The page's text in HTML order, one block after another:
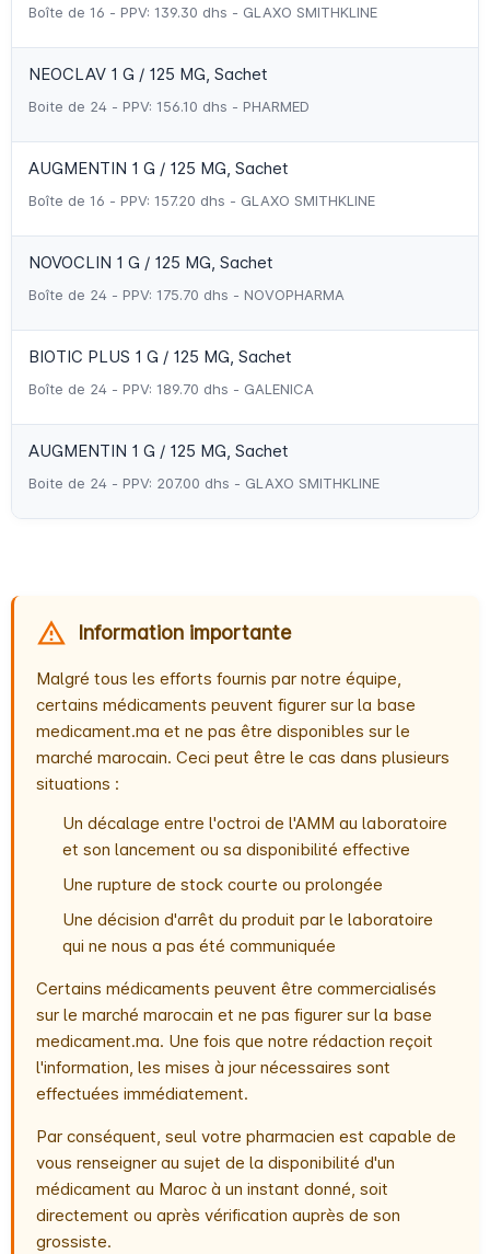
Boîte de 16 - PPV: 139.30 dhs - GLAXO SMITHKLINE
NEOCLAV 1 G / 125 MG, Sachet
Boite de 24 - PPV: 156.10 dhs - PHARMED
AUGMENTIN 1 G / 125 MG, Sachet
Boîte de 16 - PPV: 157.20 dhs - GLAXO SMITHKLINE
NOVOCLIN 1 G / 125 MG, Sachet
Boîte de 24 - PPV: 175.70 dhs - NOVOPHARMA
BIOTIC PLUS 1 G / 125 MG, Sachet
Boîte de 24 - PPV: 189.70 dhs - GALENICA
AUGMENTIN 1 G / 125 MG, Sachet
Boite de 24 - PPV: 207.00 dhs - GLAXO SMITHKLINE
Information importante
Malgré tous les efforts fournis par notre équipe,
certains médicaments peuvent figurer sur la base
medicament.ma et ne pas être disponibles sur le
marché marocain. Ceci peut être le cas dans plusieurs
situations :
Un décalage entre l'octroi de l'AMM au laboratoire
et son lancement ou sa disponibilité effective
Une rupture de stock courte ou prolongée
Une décision d'arrêt du produit par le laboratoire
qui ne nous a pas été communiquée
Certains médicaments peuvent être commercialisés
sur le marché marocain et ne pas figurer sur la base
medicament.ma. Une fois que notre rédaction reçoit
l'information, les mises à jour nécessaires sont
effectuées immédiatement.
Par conséquent, seul votre pharmacien est capable de
vous renseigner au sujet de la disponibilité d'un
médicament au Maroc à un instant donné, soit
directement ou après vérification auprès de son
grossiste.